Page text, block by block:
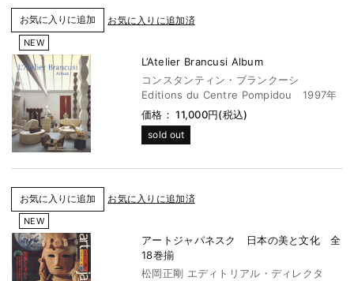
お気に入りに追加済
NEW
L’Atelier Brancusi Album
コンスタンティン・ブランクーシ
Editions du Centre Pompidou 1997年
価格： 11,000円(税込)
sold out
お気に入りに追加済
NEW
アートジャパネスク 日本の美と文化 全
18巻揃
松岡正剛 エディトリアル・ディレクタ